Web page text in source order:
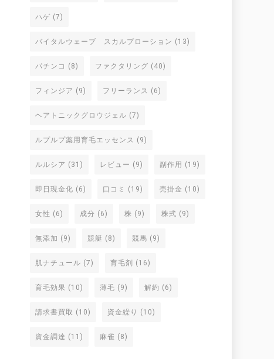
ハゲ (7)
バイタルウェーブ スカルプローション (13)
パチンコ (8) ファクタリング (40)
フィンジア (9) フリーランス (6)
ヘアトニックグロウジェル (7)
ルプルプ薬用育毛エッセンス (9)
ルルシア (31) レビュー (9) 副作用 (19)
即日現金化 (6) 口コミ (19) 売掛金 (10)
女性 (6) 成分 (6) 株 (9) 株式 (9)
無添加 (9) 競艇 (8) 競馬 (9)
肌ナチュール (7) 育毛剤 (16)
育毛効果 (10) 薄毛 (9) 解約 (6)
請求書買取 (10) 資金繰り (10)
資金調達 (11) 麻雀 (8)